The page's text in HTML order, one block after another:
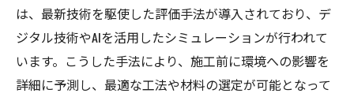
は、最新技術を駆使した評価手法が導入されており、デ
ジタル技術やAIを活用したシミュレーションが行われて
います。こうした手法により、施工前に環境への影響を
詳細に予測し、最適な工法や材料の選定が可能となって